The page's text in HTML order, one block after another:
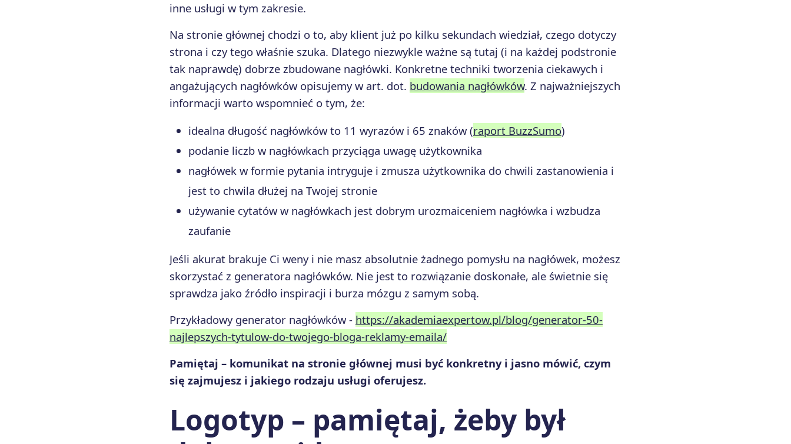
inne usługi w tym zakresie.
Na stronie głównej chodzi o to, aby klient już po kilku sekundach wiedział, czego dotyczy
strona i czy tego właśnie szuka. Dlatego niezwykle ważne są tutaj (i na każdej podstronie
tak naprawdę) dobrze zbudowane nagłówki. Konkretne techniki tworzenia ciekawych i
angażujących nagłówków opisujemy w art. dot. budowania nagłówków. Z najważniejszych
informacji warto wspomnieć o tym, że:
idealna długość nagłówków to 11 wyrazów i 65 znaków (raport BuzzSumo)
podanie liczb w nagłówkach przyciąga uwagę użytkownika
nagłówek w formie pytania intryguje i zmusza użytkownika do chwili zastanowienia i
jest to chwila dłużej na Twojej stronie
używanie cytatów w nagłówkach jest dobrym urozmaiceniem nagłówka i wzbudza
zaufanie
Jeśli akurat brakuje Ci weny i nie masz absolutnie żadnego pomysłu na nagłówek, możesz
skorzystać z generatora nagłówków. Nie jest to rozwiązanie doskonałe, ale świetnie się
sprawdza jako źródło inspiracji i burza mózgu z samym sobą.
Przykładowy generator nagłówków - https://akademiaexpertow.pl/blog/generator-50-
najlepszych-tytulow-do-twojego-bloga-reklamy-emaila/
Pamiętaj – komunikat na stronie głównej musi być konkretny i jasno mówić, czym
się zajmujesz i jakiego rodzaju usługi oferujesz.
Logotyp – pamiętaj, żeby był